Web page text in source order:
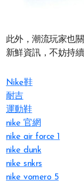
此外，潮流玩家也
新鮮資訊，不妨持
Nike鞋
耐吉
運動鞋
nike 官網​
nike air force 1
nike dunk
nike snkrs
nike vomero 5